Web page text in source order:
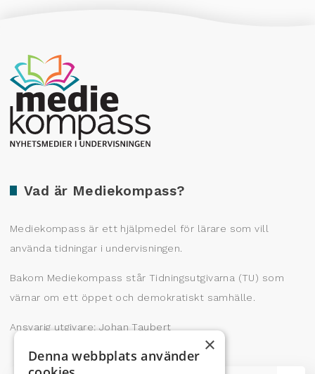
Vad är Mediekompass?
Mediekompass är ett hjälpmedel för lärare som vill
använda tidningar i undervisningen.
Bakom Mediekompass står Tidningsutgivarna (TU) som
värnar om ett öppet och demokratiskt samhälle.
Ansvarig utgivare: Johan Taubert
Producerad av Gota Media Brand Studio
×
Denna webbplats använder